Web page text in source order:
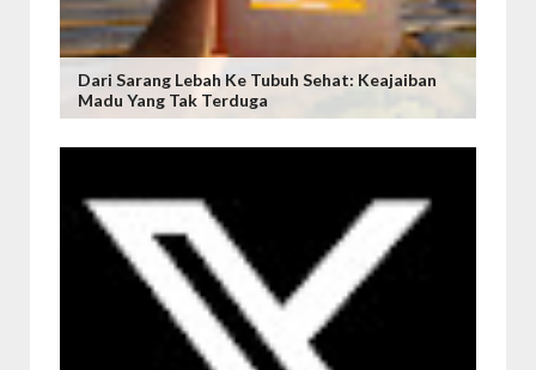
Dari Sarang Lebah Ke Tubuh Sehat: Keajaiban
Madu Yang Tak Terduga